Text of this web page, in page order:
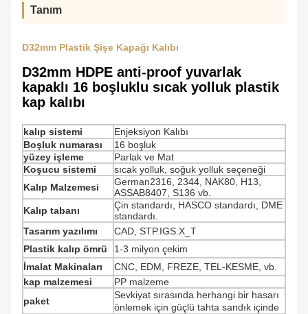
Tanım
D32mm Plastik Şişe Kapağı Kalıbı
D32mm HDPE anti-proof yuvarlak
kapaklı 16 boşluklu sıcak yolluk plastik
kap kalıbı
kalıp sistemi
Enjeksiyon Kalıbı
Boşluk numarası
16 boşluk
yüzey işleme
Parlak ve Mat
Koşucu sistemi
sıcak yolluk, soğuk yolluk seçeneği
Kalıp Malzemesi
German2316, 2344, NAK80, H13,
ASSAB8407, S136 vb.
Kalıp tabanı
Çin standardı, HASCO standardı, DME
standardı.
Tasarım yazılımı
CAD, STP.IGS.X_T
Plastik kalıp ömrü
1-3 milyon çekim
İmalat Makinaları
CNC, EDM, FREZE, TEL-KESME, vb.
kap malzemesi
PP malzeme
paket
Sevkiyat sırasında herhangi bir hasarı
önlemek için güçlü tahta sandık içinde